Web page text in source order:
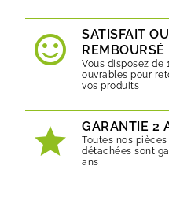
SATISFAIT OU
REMBOURSÉ
Vous disposez de
ouvrables pour
vos produits
GARANTIE 2
Toutes nos pièces
détachées sont
ans